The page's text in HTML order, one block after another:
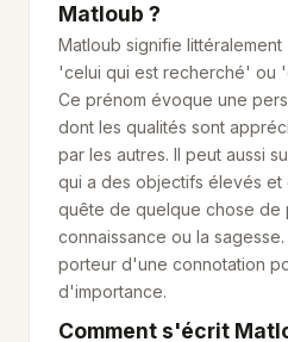
Matloub ?
Matloub signifie
'celui qui est recherché' ou
Ce prénom évoque une
dont les qualités sont
par les autres. Il peut aussi
qui a des objectifs élevés et
quête de quelque chose de
connaissance ou la
porteur d'une connotation
d'importance.
Comment s'écrit